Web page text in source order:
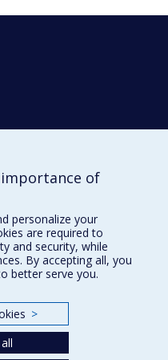
of
personalize your
are required to
and security, while
By accepting all, you
better serve you.
>